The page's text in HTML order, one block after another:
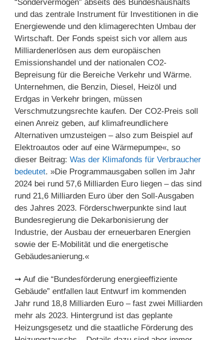
“Sondervermögen” abseits des Bundeshaushalts
und das zentrale Instrument für Investitionen in die
Energiewende und den klimagerechten Umbau der
Wirtschaft. Der Fonds speist sich vor allem aus
Milliardenerlösen aus dem europäischen
Emissionshandel und der nationalen CO2-
Bepreisung für die Bereiche Verkehr und Wärme.
Unternehmen, die Benzin, Diesel, Heizöl und
Erdgas in Verkehr bringen, müssen
Verschmutzungsrechte kaufen. Der CO2-Preis soll
einen Anreiz geben, auf klimafreundlichere
Alternativen umzusteigen – also zum Beispiel auf
Elektroautos oder auf eine Wärmepumpe«, so
dieser Beitrag: Was der Klimafonds für Verbraucher
bedeutet. »Die Programmausgaben sollen im Jahr
2024 bei rund 57,6 Milliarden Euro liegen – das sind
rund 21,6 Milliarden Euro über den Soll-Ausgaben
des Jahres 2023. Förderschwerpunkte sind laut
Bundesregierung die Dekarbonisierung der
Industrie, der Ausbau der erneuerbaren Energien
sowie der E-Mobilität und die energetische
Gebäudesanierung.«
➞ Auf die “Bundesförderung energieeffiziente
Gebäude” entfallen laut Entwurf im kommenden
Jahr rund 18,8 Milliarden Euro – fast zwei Milliarden
mehr als 2023. Hintergrund ist das geplante
Heizungsgesetz und die staatliche Förderung des